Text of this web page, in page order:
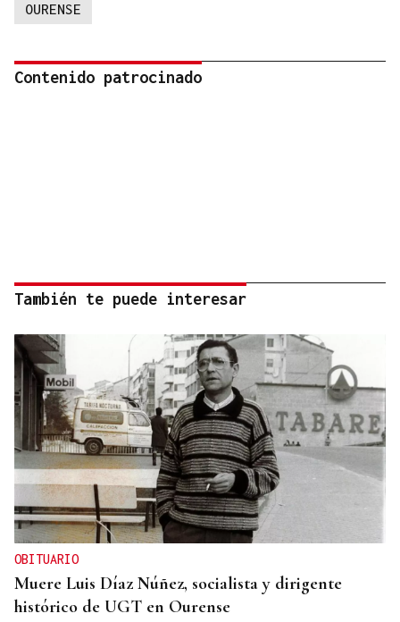
OURENSE
Contenido patrocinado
También te puede interesar
OBITUARIO
Muere Luis Díaz Núñez, socialista y dirigente
histórico de UGT en Ourense